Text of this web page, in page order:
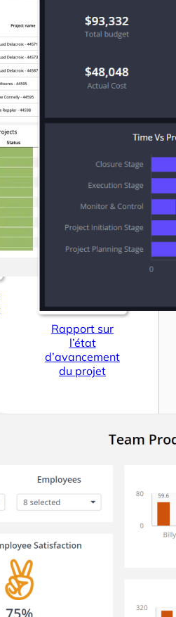
Rapport sur
l’état
d’avancement
du projet